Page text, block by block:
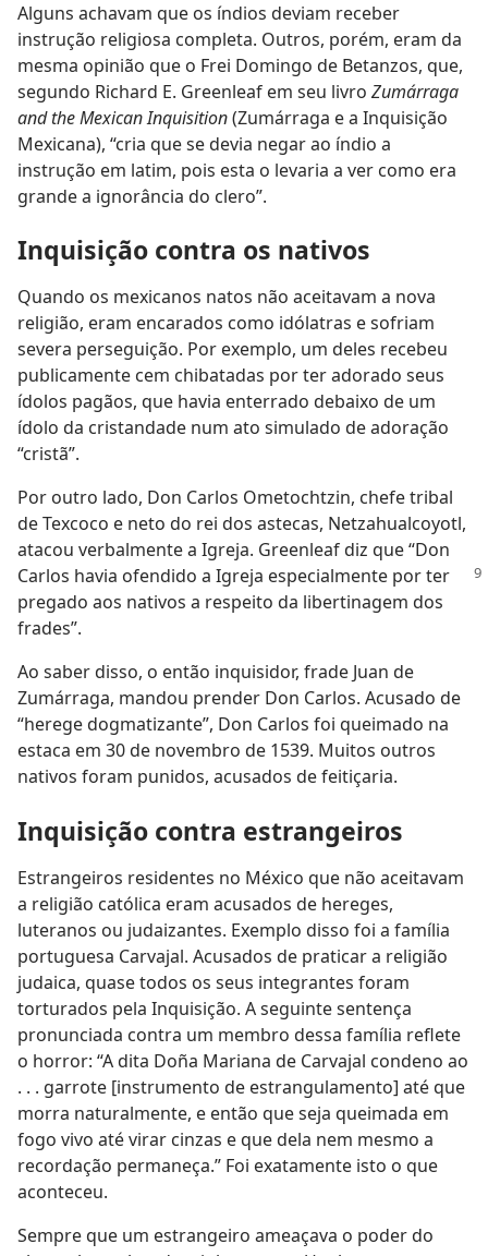
Alguns achavam que os índios deviam receber
instrução religiosa completa. Outros, porém, eram da
mesma opinião que o Frei Domingo de Betanzos, que,
segundo Richard E. Greenleaf em seu livro Zumárraga
and the Mexican Inquisition(Zumárraga e a Inquisição
Mexicana), “cria que se devia negar ao índio a
instrução em latim, pois esta o levaria a ver como era
grande a ignorância do clero”.
Inquisição contra os nativos
Quando os mexicanos natos não aceitavam a nova
religião, eram encarados como idólatras e sofriam
severa perseguição. Por exemplo, um deles recebeu
publicamente cem chibatadas por ter adorado seus
ídolos pagãos, que havia enterrado debaixo de um
ídolo da cristandade num ato simulado de adoração
“cristã”.
Por outro lado, Don Carlos Ometochtzin, chefe tribal
de Texcoco e neto do rei dos astecas, Netzahualcoyotl,
atacou verbalmente a Igreja. Greenleaf diz que “Don
Carlos havia ofendido a Igreja especialmente por ter
pregado aos nativos a respeito da libertinagem dos
frades”.
Ao saber disso, o então inquisidor, frade Juan de
Zumárraga, mandou prender Don Carlos. Acusado de
“herege dogmatizante”, Don Carlos foi queimado na
estaca em 30 de novembro de 1539. Muitos outros
nativos foram punidos, acusados de feitiçaria.
Inquisição contra estrangeiros
Estrangeiros residentes no México que não aceitavam
a religião católica eram acusados de hereges,
luteranos ou judaizantes. Exemplo disso foi a família
portuguesa Carvajal. Acusados de praticar a religião
judaica, quase todos os seus integrantes foram
torturados pela Inquisição. A seguinte sentença
pronunciada contra um membro dessa família reflete
o horror: “A dita Doña Mariana de Carvajal condeno ao
. . . garrote [instrumento de estrangulamento] até que
morra naturalmente, e então que seja queimada em
fogo vivo até virar cinzas e que dela nem mesmo a
recordação permaneça.” Foi exatamente isto o que
aconteceu.
Sempre que um estrangeiro ameaçava o poder do